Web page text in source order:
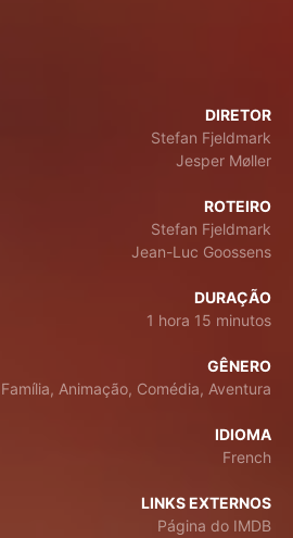
DIRETOR
Stefan Fjeldmark
Jesper Møller
ROTEIRO
Stefan Fjeldmark
Jean-Luc Goossens
DURAÇÃO
1 hora 15 minutos
GÊNERO
Família, Animação, Comédia, Aventura
IDIOMA
French
LINKS EXTERNOS
Página do IMDB